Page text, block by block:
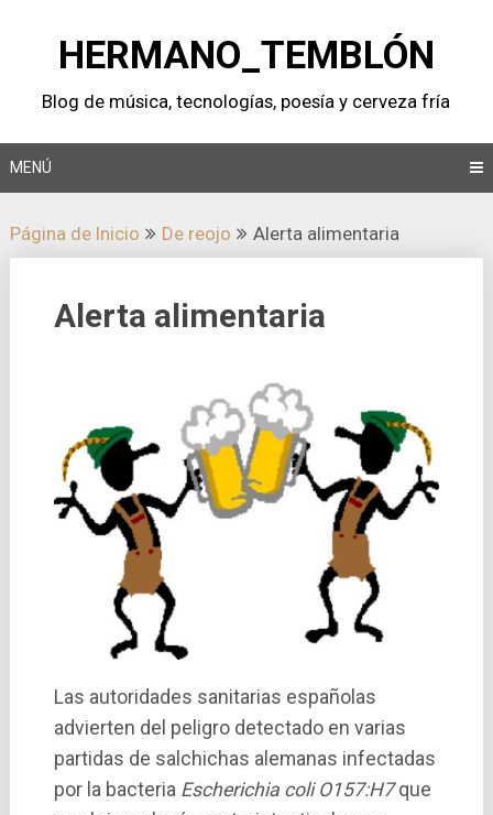
contenidoHERMANO_TEMBLÓN
Blog de música, tecnologí­as, poesí­a y cerveza frí­a
MENÚ
Página de Inicio De reojo Alerta alimentaria
Alerta alimentaria
Las autoridades sanitarias españolas
advierten del peligro detectado en varias
partidas de salchichas alemanas infectadas
por la bacteria Escherichia coli O157:H7que